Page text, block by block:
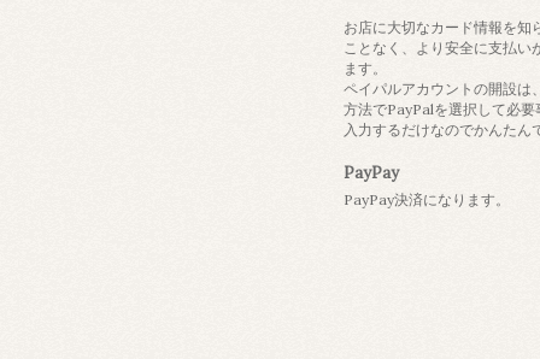
お店に大切なカード情報を知
ことなく、より安全に支払い
ます。
ペイパルアカウントの開設は
方法でPayPalを選択して必要
入力するだけなのでかんたん
PayPay
PayPay決済になります。